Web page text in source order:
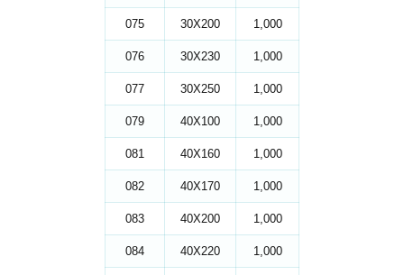
075 30X200 1,000
076 30X230 1,000
077 30X250 1,000
079 40X100 1,000
081 40X160 1,000
082 40X170 1,000
083 40X200 1,000
084 40X220 1,000